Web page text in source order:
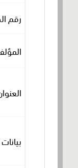
رقم الطلب
المؤلف
بيانات النشر